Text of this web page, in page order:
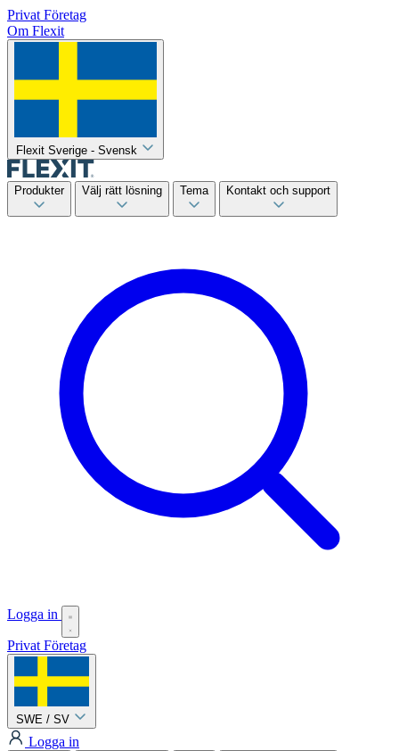
Privat Företag
Om Flexit
Flexit Sverige - Svensk
Produkter Välj rätt lösning Tema Kontakt och support
Logga in
Privat Företag
SWE / SV
Logga in